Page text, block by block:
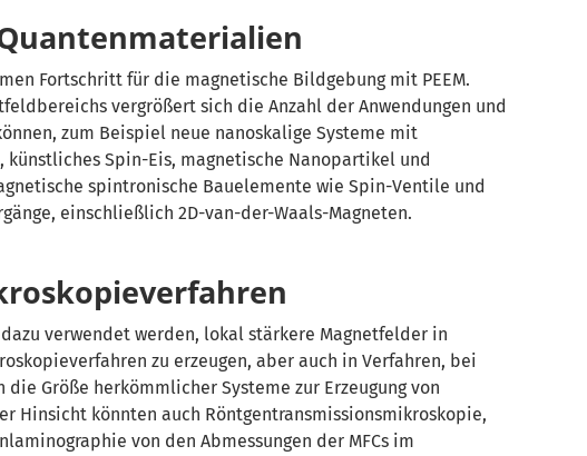
Fortschritt für die magnetische Bildgebung mit PEEM.
vergrößert sich die Anzahl der Anwendungen und
zum Beispiel neue nanoskalige Systeme mit
künstliches Spin-Eis, magnetische Nanopartikel und
spintronische Bauelemente wie Spin-Ventile und
einschließlich 2D-van-der-Waals-Magneten.
verwendet werden, lokal stärkere Magnetfelder in
zu erzeugen, aber auch in Verfahren, bei
Größe herkömmlicher Systeme zur Erzeugung von
Hinsicht könnten auch Röntgentransmissionsmikroskopie,
von den Abmessungen der MFCs im